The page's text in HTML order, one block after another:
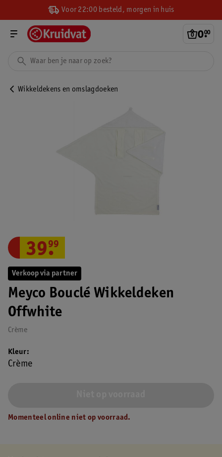
Voor 22:00 besteld, morgen in huis
0.
00
Wikkeldekens en omslagdoeken
Verkoop via partner
Meyco Bouclé Wikkeldeken
Offwhite
Crème
39.
99
Kleur
Crème
Momenteel online niet op voorraad.